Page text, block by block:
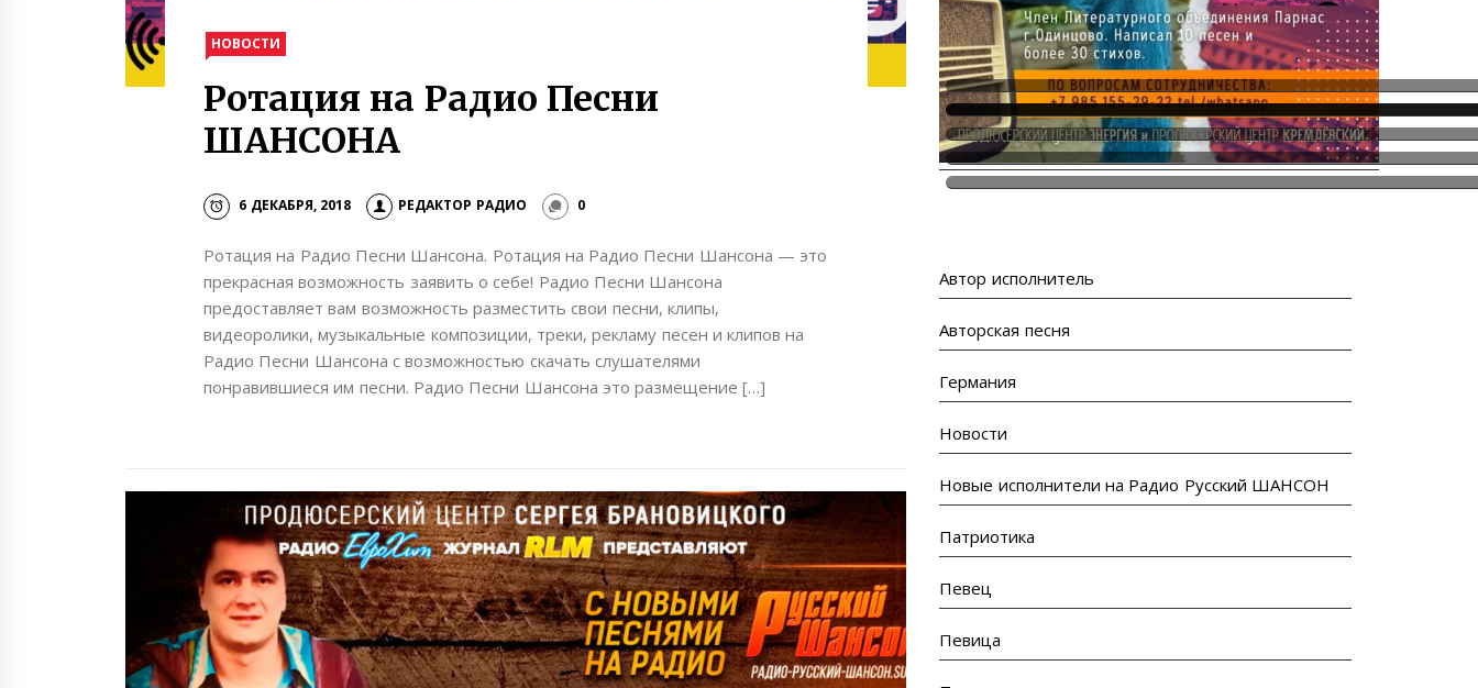
НОВОСТИ
Ротация на Радио Песни
ШАНСОНА
6 ДЕКАБРЯ, 2018 РЕДАКТОР РАДИО 0
Ротация на Радио Песни Шансона. Ротация на Радио Песни Шансона — это
прекрасная возможность заявить о себе! Радио Песни Шансона
предоставляет вам возможность разместить свои песни, клипы,
видеоролики, музыкальные композиции, треки, рекламу песен и клипов на
Радио Песни Шансона с возможностью скачать слушателями
понравившиеся им песни. Радио Песни Шансона это размещение […]
Автор исполнитель
Авторская песня
Германия
Новости
Новые исполнители на Радио Русский ШАНСОН
Патриотика
Певец
Певица